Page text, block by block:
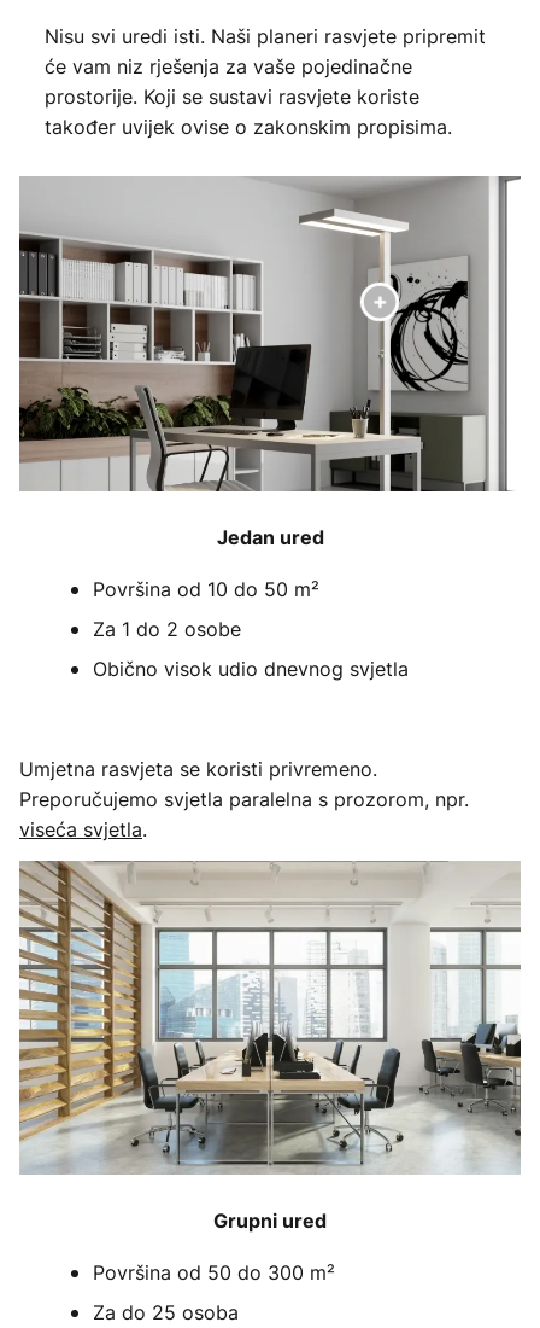
Nisu svi uredi isti. Naši planeri rasvjete pripremit
će vam niz rješenja za vaše pojedinačne
prostorije. Koji se sustavi rasvjete koriste
također uvijek ovise o zakonskim propisima.
Jedan ured
Površina od 10 do 50 m²
Za 1 do 2 osobe
Obično visok udio dnevnog svjetla
Umjetna rasvjeta se koristi privremeno.
Preporučujemo svjetla paralelna s prozorom, npr.
viseća svjetla.
Grupni ured
Površina od 50 do 300 m²
Za do 25 osoba